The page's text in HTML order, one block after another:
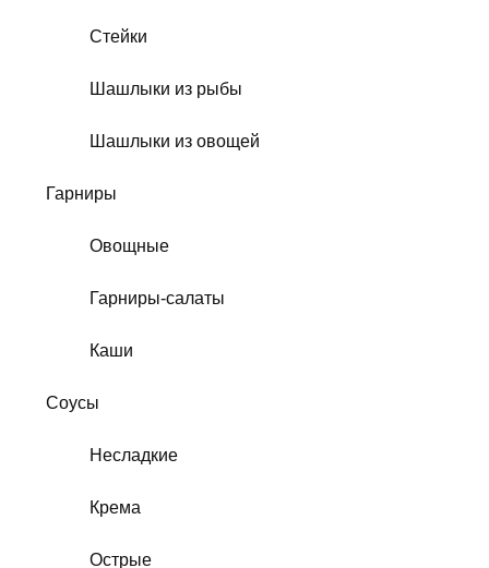
Стейки
Шашлыки из рыбы
Шашлыки из овощей
Гарниры
Овощные
Гарниры-салаты
Каши
Соусы
Несладкие
Крема
Острые